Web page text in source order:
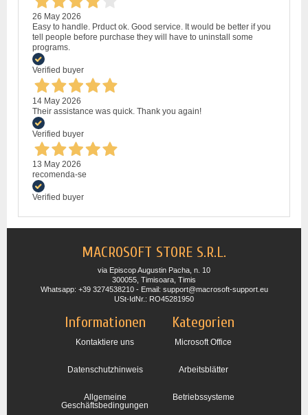
26 May 2026
Easy to handle. Prduct ok. Good service. It would be better if you
tell people before purchase they will have to uninstall some
programs.
Verified buyer
14 May 2026
Their assistance was quick. Thank you again!
Verified buyer
13 May 2026
recomenda-se
Verified buyer
MACROSOFT STORE S.R.L.
via Episcop Augustin Pacha, n. 10
300055, Timisoara, Timis
Whatsapp: +39 3274538210 - Email: support@macrosoft-support.eu
USt-IdNr.: RO45281950
Informationen
Kontaktiere uns
Datenschutzhinweis
Allgemeine
Geschäftsbedingungen
Kategorien
Microsoft Office
Arbeitsblätter
Betriebssysteme